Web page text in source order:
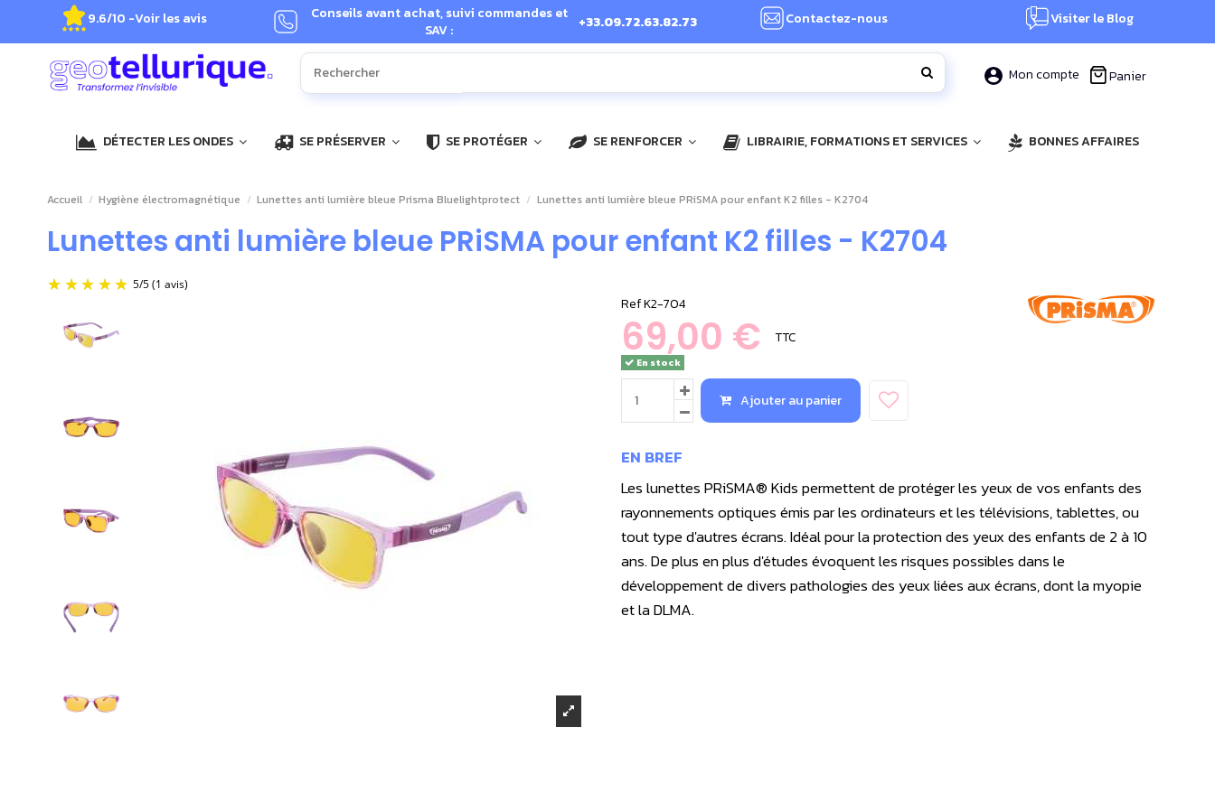
9.6/10 -Voir les avis
Conseils avant achat, suivi commandes et
SAV :
+33.09.72.63.82.73 Contactez-nous Visiter le Blog
Mon compte Panier
DÉTECTER LES ONDES SE PRÉSERVER SE PROTÉGER SE RENFORCER LIBRAIRIE, FORMATIONS ET SERVICES BONNES AFFAIRES
Accueil Hygiène électromagnétique Lunettes anti lumière bleue Prisma Bluelightprotect Lunettes anti lumière bleue PRiSMA pour enfant K2 filles - K2704
Lunettes anti lumière bleue PRiSMA pour enfant K2 filles - K2704
RefK2-704
69,00 € TTC
En stock
Ajouter au panier
EN BREF
Les lunettes PRiSMA® Kids permettent de protéger les yeux de vos enfants des
rayonnements optiques émis par les ordinateurs et les télévisions, tablettes, ou
tout type d'autres écrans. Idéal pour la protection des yeux des enfants de 2 à 10
ans. De plus en plus d'études évoquent les risques possibles dans le
développement de divers pathologies des yeux liées aux écrans, dont la myopie
et la DLMA.